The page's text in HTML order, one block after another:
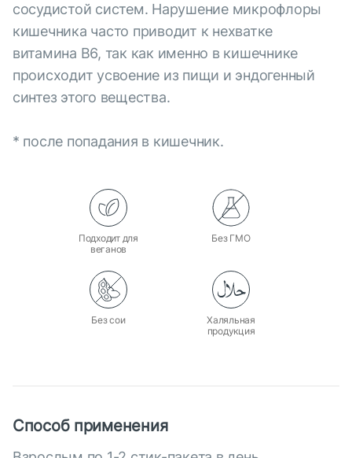
сосудистой систем. Нарушение микрофлоры
кишечника часто приводит к нехватке
витамина В6, так как именно в кишечнике
происходит усвоение из пищи и эндогенный
синтез этого вещества.
* после попадания в кишечник.
Подходит для
веганов
Без ГМО
Без сои
Халяльная
продукция
Способ применения